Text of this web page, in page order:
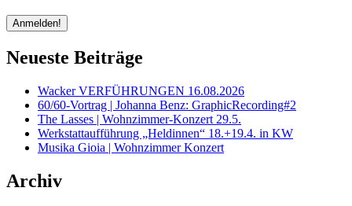
Neueste Beiträge
Wacker VERFÜHRUNGEN 16.08.2026
60/60-Vortrag | Johanna Benz: GraphicRecording#2
The Lasses | Wohnzimmer-Konzert 29.5.
Werkstattaufführung „Heldinnen“ 18.+19.4. in KW
Musika Gioia | Wohnzimmer Konzert
Archiv